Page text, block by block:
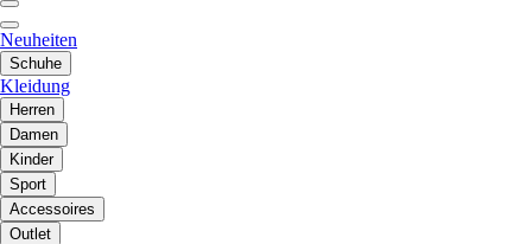
Neuheiten
Schuhe
Kleidung
Herren
Damen
Kinder
Sport
Accessoires
Outlet